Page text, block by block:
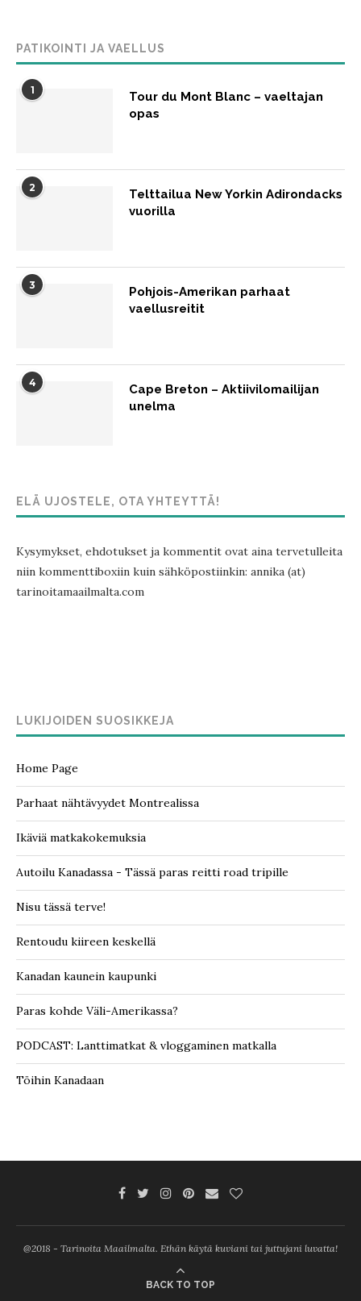
PATIKOINTI JA VAELLUS
1
Tour du Mont Blanc – vaeltajan
opas
2
Telttailua New Yorkin Adirondacks
vuorilla
3
Pohjois-Amerikan parhaat
vaellusreitit
4
Cape Breton – Aktiivilomailijan
unelma
ELÄ UJOSTELE, OTA YHTEYTTÄ!
Kysymykset, ehdotukset ja kommentit ovat aina tervetulleita
niin kommenttiboxiin kuin sähköpostiinkin: annika (at)
tarinoitamaailmalta.com
LUKIJOIDEN SUOSIKKEJA
Home Page
Parhaat nähtävyydet Montrealissa
Ikäviä matkakokemuksia
Autoilu Kanadassa - Tässä paras reitti road tripille
Nisu tässä terve!
Rentoudu kiireen keskellä
Kanadan kaunein kaupunki
Paras kohde Väli-Amerikassa?
PODCAST: Lanttimatkat & vloggaminen matkalla
Töihin Kanadaan
@2018 - Tarinoita Maailmalta. Ethän käytä kuviani tai juttujani luvatta!
BACK TO TOP